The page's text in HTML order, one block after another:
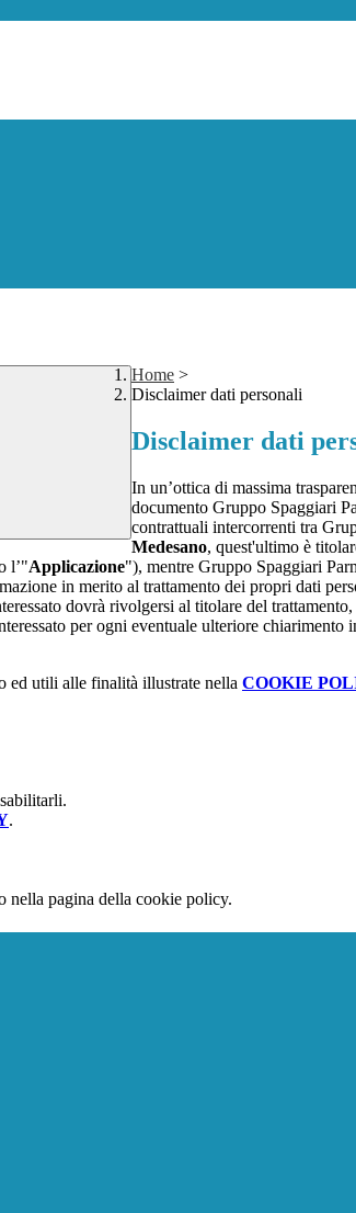
Home >
Disclaimer dati personali
Disclaimer dati
In un’ottica di massima
documento Gruppo Spaggiari
contrattuali intercorrenti tra
Medesano, quest'ultimo è
l’"Applicazione"), mentre Gruppo Spaggiari
in merito al trattamento dei propri dati
dovrà rivolgersi al titolare del
per ogni eventuale ulteriore chiarimento
ed utili alle finalità illustrate nella COOKIE
.
nella pagina della cookie policy.